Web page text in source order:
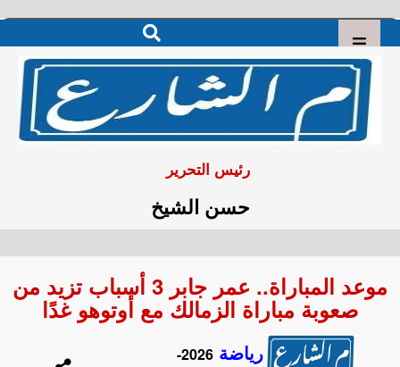
رئيس التحرير
حسن الشيخ
موعد المباراة.. عمر جابر 3 أسباب تزيد من
صعوبة مباراة الزمالك مع أوتوهو غدًا
رياضة
2026-